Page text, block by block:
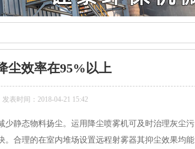
尘效率在95%以上
发表时间：2018-04-21 15:42
静态物料扬尘。运用降尘喷雾机可及时治理灰尘污
合理的在室内堆场设置远程射雾器其抑尘效果均能